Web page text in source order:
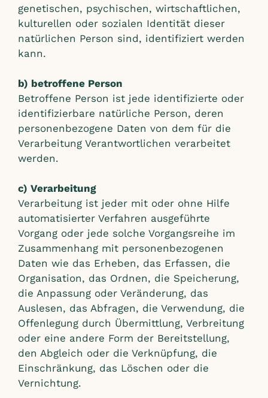
genetischen, psychischen, wirtschaftlichen,
kulturellen oder sozialen Identität dieser
natürlichen Person sind, identifiziert werden
kann.
b) betroffene Person
Betroffene Person ist jede identifizierte oder
identifizierbare natürliche Person, deren
personenbezogene Daten von dem für die
Verarbeitung Verantwortlichen verarbeitet
werden.
c) Verarbeitung
Verarbeitung ist jeder mit oder ohne Hilfe
automatisierter Verfahren ausgeführte
Vorgang oder jede solche Vorgangsreihe im
Zusammenhang mit personenbezogenen
Daten wie das Erheben, das Erfassen, die
Organisation, das Ordnen, die Speicherung,
die Anpassung oder Veränderung, das
Auslesen, das Abfragen, die Verwendung, die
Offenlegung durch Übermittlung, Verbreitung
oder eine andere Form der Bereitstellung,
den Abgleich oder die Verknüpfung, die
Einschränkung, das Löschen oder die
Vernichtung.